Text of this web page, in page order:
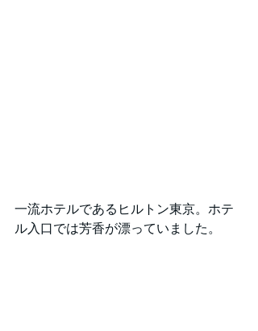
一流ホテルであるヒルトン東京。ホテ
ル入口では芳香が漂っていました。